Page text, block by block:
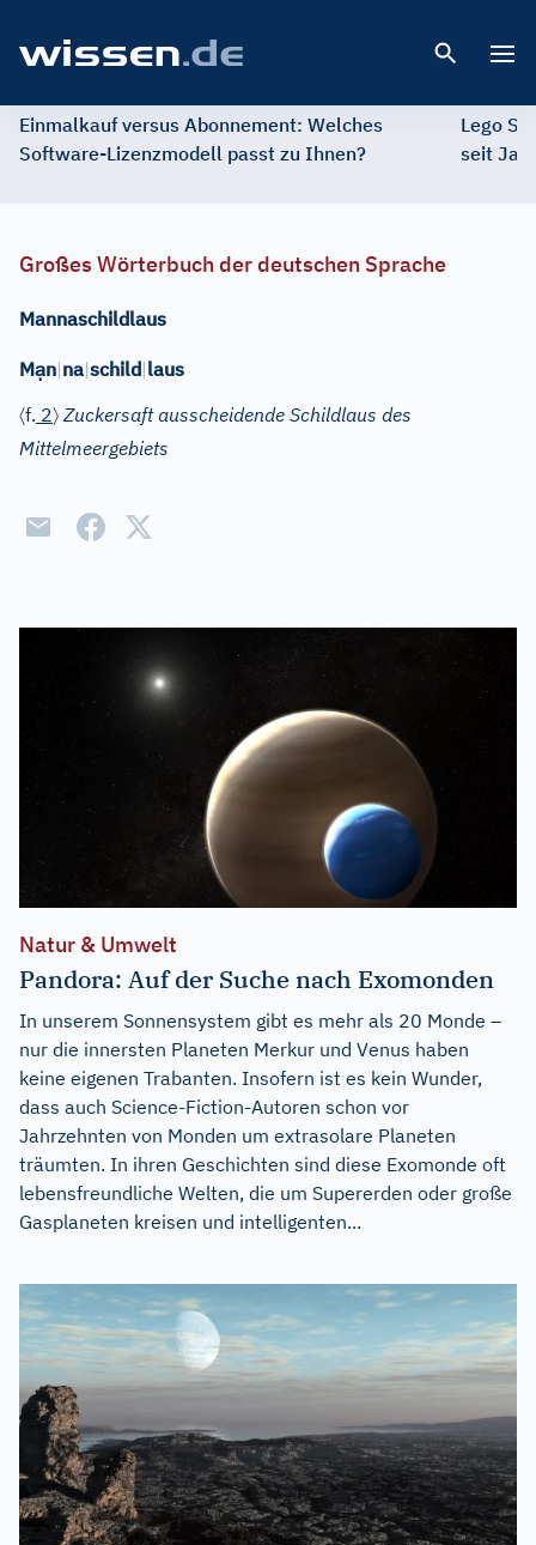
Einmalkauf versus Abonnement: Welches
Software-Lizenzmodell passt zu Ihnen?
Lego
seit
Großes Wörterbuch der deutschen Sprache
Mannaschildlaus
Mạn|na|schild|laus
〈f. 2〉 Zuckersaft ausscheidende Schildlaus des
Mittelmeergebiets
Natur & Umwelt
Pandora: Auf der Suche nach Exomonden
In unserem Sonnensystem gibt es mehr als 20 Monde –
nur die innersten Planeten Merkur und Venus haben
keine eigenen Trabanten. Insofern ist es kein Wunder,
dass auch Science-Fiction-Autoren schon vor
Jahrzehnten von Monden um extrasolare Planeten
träumten. In ihren Geschichten sind diese Exomonde oft
lebensfreundliche Welten, die um Supererden oder große
Gasplaneten kreisen und intelligenten...